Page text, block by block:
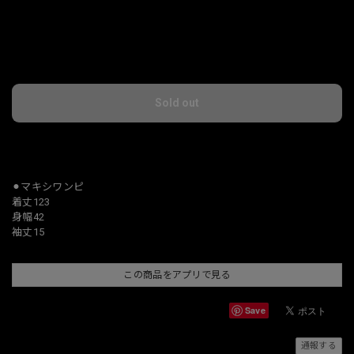
Sold out
⚫︎マキシワンピ
着丈123
身幅42
袖丈15
この商品をアプリで見る
Save
通報する